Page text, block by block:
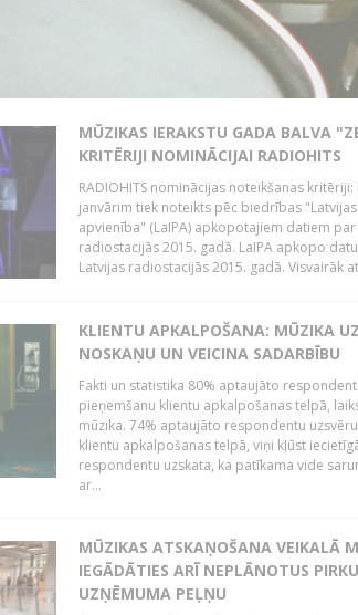
MŪZIKAS IERAKSTU GADA BALVA
KRITĒRIJI NOMINĀCIJAI RADIOHITS
RADIOHITS nominācijas noteikšanas kritēriji:
janvārim tiek noteikts pēc biedrības
apvienība" (LaIPA) apkopotajiem datiem
radiostacijās 2015. gadā. LaIPA apkopo
Latvijas radiostacijās 2015. gadā. Visvairāk
KLIENTU APKALPOŠANA: MŪZIKA
NOSKAŅU UN VEICINA SADARBĪBU
Fakti un statistika 80% aptaujāto
pieņemšanu klientu apkalpošanas telpā,
mūzika. 74% aptaujāto respondentu
klientu apkalpošanas telpā, viņi kļūst
respondentu uzskata, ka patīkama vide
ar...
MŪZIKAS ATSKAŅOŠANA VEIKALĀ
IEGĀDĀTIES ARĪ NEPLĀNOTUS
UZŅĒMUMA PEĻŅU